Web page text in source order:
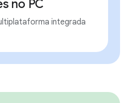
no PC
integrada